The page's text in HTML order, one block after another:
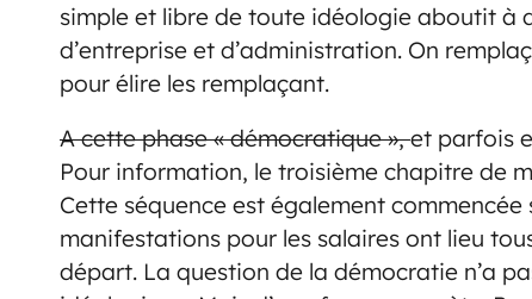
simple et libre de toute idéologie aboutit à
d’entreprise et d’administration. On
pour élire les remplaçant.
A cette phase « démocratique »,et parfois
Pour information, le troisième chapitre de
Cette séquence est également commencée
manifestations pour les salaires ont lieu
départ. La question de la démocratie n’a